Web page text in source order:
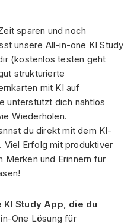
sparen und noch
unsere All-in-one KI Study
(kostenlos testen geht
strukturierte
mit KI auf
unterstützt dich nahtlos
Wiederholen.
du direkt mit dem KI-
Viel Erfolg mit produktiver
Merken und Erinnern für
Study App, die du
One Lösung für